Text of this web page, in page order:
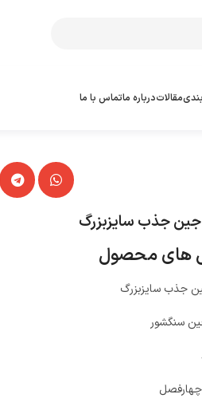
مقالاتدرباره ماتماس با ما
جین جذب سایزبزرگ
های محصول
جذب سایزبزرگ
سنگشور